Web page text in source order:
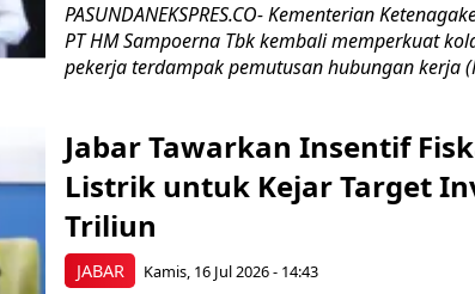
PASUNDANEKSPRES.CO- Kementerian
PT HM Sampoerna Tbk kembali memperkuat
pekerja terdampak pemutusan hubungan kerja
JABAR
Jabar Tawarkan Insentif
Listrik untuk Kejar Target
Triliun
Kamis, 16 Jul 2026 - 14:43